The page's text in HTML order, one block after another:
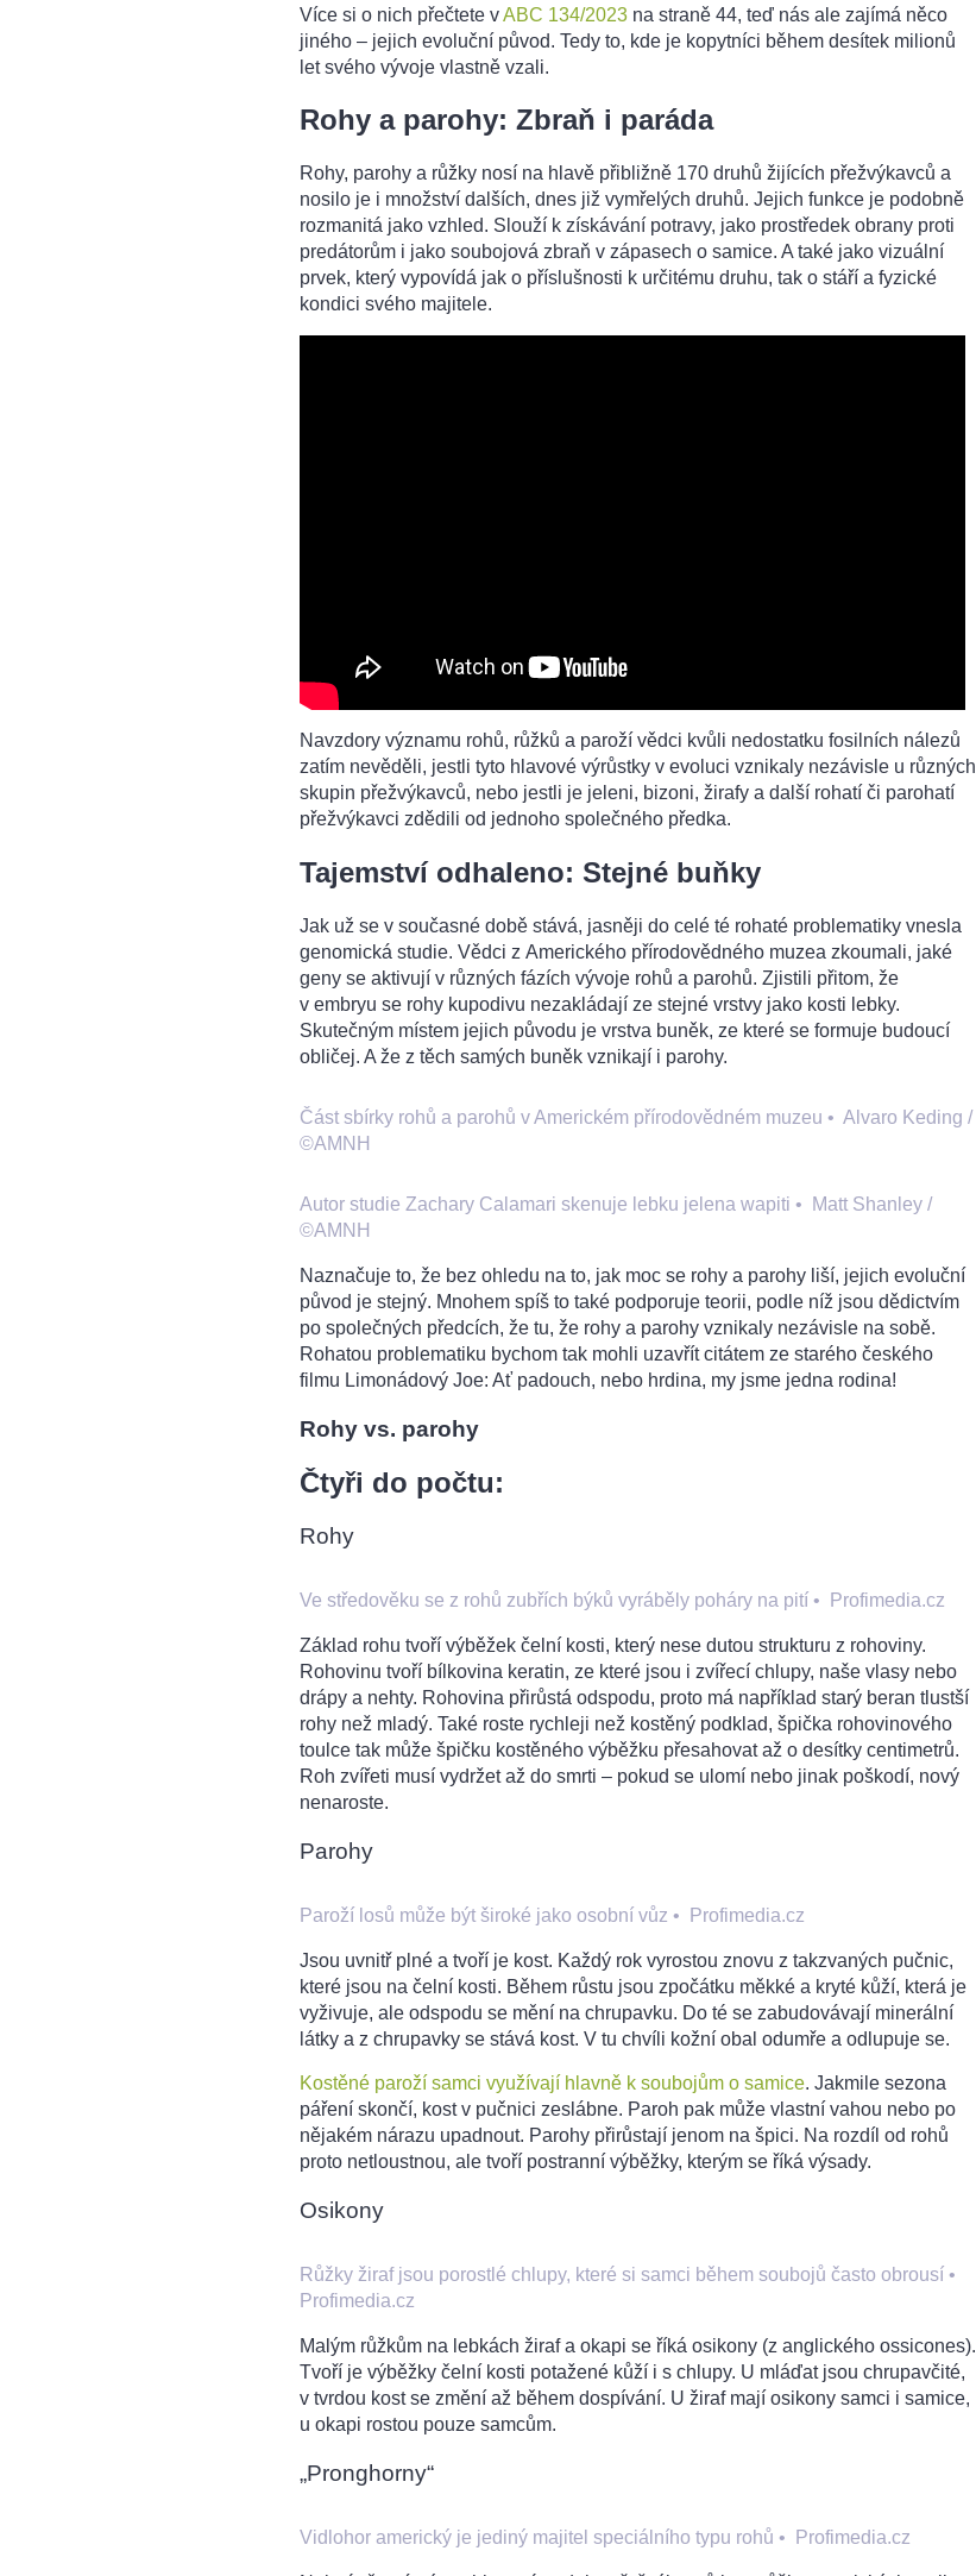
Více si o nich přečtete vABC 134/2023 na straně 44, teď nás ale zajímá něco
jiného – jejich evoluční původ. Tedy to, kde je kopytníci během desítek milionů
let svého vývoje vlastně vzali.
Rohy a parohy: Zbraň i paráda
Rohy, parohy a růžky nosí na hlavě přibližně 170 druhů žijících přežvýkavců a
nosilo je i množství dalších, dnes již vymřelých druhů. Jejich funkce je podobně
rozmanitá jako vzhled. Slouží k získávání potravy, jako prostředek obrany proti
predátorům i jako soubojová zbraň v zápasech o samice. A také jako vizuální
prvek, který vypovídá jak o příslušnosti k určitému druhu, tak o stáří a fyzické
kondici svého majitele.
Navzdory významu rohů, růžků a paroží vědci kvůli nedostatku fosilních nálezů
zatím nevěděli, jestli tyto hlavové výrůstky v evoluci vznikaly nezávisle u různých
skupin přežvýkavců, nebo jestli je jeleni, bizoni, žirafy a další rohatí či parohatí
přežvýkavci zdědili od jednoho společného předka.
Tajemství odhaleno: Stejné buňky
Jak už se v současné době stává, jasněji do celé té rohaté problematiky vnesla
genomická studie. Vědci z Amerického přírodovědného muzea zkoumali, jaké
geny se aktivují v různých fázích vývoje rohů a parohů. Zjistili přitom, že
v embryu se rohy kupodivu nezakládají ze stejné vrstvy jako kosti lebky.
Skutečným místem jejich původu je vrstva buněk, ze které se formuje budoucí
obličej. A že z těch samých buněk vznikají i parohy.
Část sbírky rohů a parohů v Americkém přírodovědném muzeu • Alvaro Keding /
©AMNH
Autor studie Zachary Calamari skenuje lebku jelena wapiti •
Matt Shanley /
©AMNH
Naznačuje to, že bez ohledu na to, jak moc se rohy a parohy liší, jejich evoluční
původ je stejný. Mnohem spíš to také podporuje teorii, podle níž jsou dědictvím
po společných předcích, že tu, že rohy a parohy vznikaly nezávisle na sobě.
Rohatou problematiku bychom tak mohli uzavřít citátem ze starého českého
filmu Limonádový Joe: Ať padouch, nebo hrdina, my jsme jedna rodina!
Rohy vs. parohy
Čtyři do počtu:
Rohy
Ve středověku se z rohů zubřích býků vyráběly poháry na pití • Profimedia.cz
Základ rohu tvoří výběžek čelní kosti, který nese dutou strukturu z rohoviny.
Rohovinu tvoří bílkovina keratin, ze které jsou i zvířecí chlupy, naše vlasy nebo
drápy a nehty. Rohovina přirůstá odspodu, proto má například starý beran tlustší
rohy než mladý. Také roste rychleji než kostěný podklad, špička rohovinového
toulce tak může špičku kostěného výběžku přesahovat až o desítky centimetrů.
Roh zvířeti musí vydržet až do smrti – pokud se ulomí nebo jinak poškodí, nový
nenaroste.
Parohy
Paroží losů může být široké jako osobní vůz • Profimedia.cz
Jsou uvnitř plné a tvoří je kost. Každý rok vyrostou znovu z takzvaných pučnic,
které jsou na čelní kosti. Během růstu jsou zpočátku měkké a kryté kůží, která je
vyživuje, ale odspodu se mění na chrupavku. Do té se zabudovávají minerální
látky a z chrupavky se stává kost. V tu chvíli kožní obal odumře a odlupuje se.
Kostěné paroží samci využívají hlavně k soubojům o samice. Jakmile sezona
páření skončí, kost v pučnici zeslábne. Paroh pak může vlastní vahou nebo po
nějakém nárazu upadnout. Parohy přirůstají jenom na špici. Na rozdíl od rohů
proto netloustnou, ale tvoří postranní výběžky, kterým se říká výsady.
Osikony
Růžky žiraf jsou porostlé chlupy, které si samci během soubojů často obrousí •
Profimedia.cz
Malým růžkům na lebkách žiraf a okapi se říká osikony (z anglického ossicones).
Tvoří je výběžky čelní kosti potažené kůží i s chlupy. U mláďat jsou chrupavčité,
v tvrdou kost se změní až během dospívání. U žiraf mají osikony samci i samice,
u okapi rostou pouze samcům.
„Pronghorny“
Vidlohor americký je jediný majitel speciálního typu rohů • Profimedia.cz